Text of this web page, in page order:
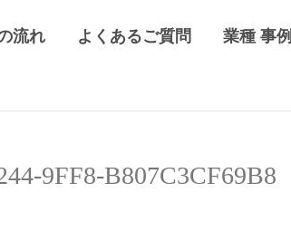
流れ よくあるご質問 業種 事例
9FF8-B807C3CF69B8